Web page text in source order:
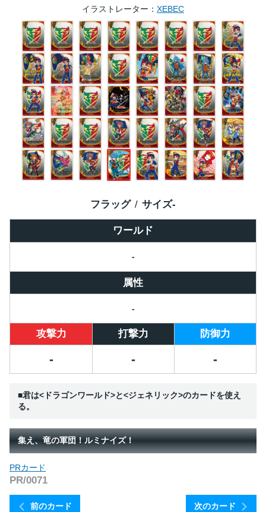
イラストレーター XEBEC
ワールド
-
フラッグ サイズ-
属性
-
攻撃力 打撃力 防御力
- - -
■君は<ドラゴンワールド>と<ジェネリック>のカードを使え
る。
集え、竜の軍団！ルミナイズ！
前のカード
PRカード
PR/0071
次のカード